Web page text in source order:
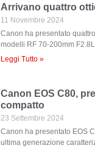
Arrivano quattro
11 Novembre 2024
Canon ha presentato
modelli RF 70-200mm
Leggi Tutto »
Canon EOS C80,
compatto
23 Settembre 2024
Canon ha presentato EOS
ultima generazione